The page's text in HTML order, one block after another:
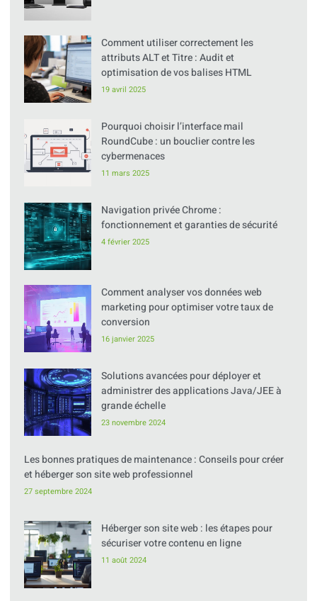
Comment utiliser correctement les
attributs ALT et Titre : Audit et
optimisation de vos balises HTML
19 avril 2025
Pourquoi choisir l’interface mail
RoundCube : un bouclier contre les
cybermenaces
11 mars 2025
Navigation privée Chrome :
fonctionnement et garanties de sécurité
4 février 2025
Comment analyser vos données web
marketing pour optimiser votre taux de
conversion
16 janvier 2025
Solutions avancées pour déployer et
administrer des applications Java/JEE à
grande échelle
23 novembre 2024
Les bonnes pratiques de maintenance : Conseils pour créer
et héberger son site web professionnel
27 septembre 2024
Héberger son site web : les étapes pour
sécuriser votre contenu en ligne
11 août 2024